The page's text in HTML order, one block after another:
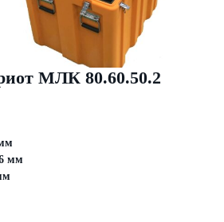
МЛК 80.60.50.2
мм